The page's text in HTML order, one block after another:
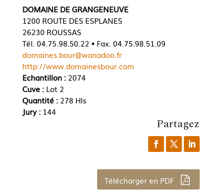
DOMAINE DE GRANGENEUVE
1200 ROUTE DES ESPLANES
26230 ROUSSAS
Tél. 04.75.98.50.22 • Fax. 04.75.98.51.09
domaines.bour@wanadoo.fr
http://www.domainesbour.com
Echantillon :2074
Cuve : Lot 2
Quantité : 278 Hls
Jury : 144
Partagez
Télécharger en PDF